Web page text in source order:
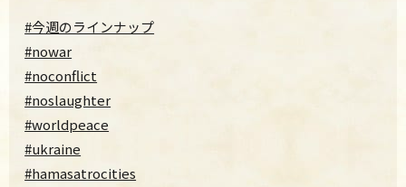
#今週のラインナップ
#nowar
#noconflict
#noslaughter
#worldpeace
#ukraine
#hamasatrocities